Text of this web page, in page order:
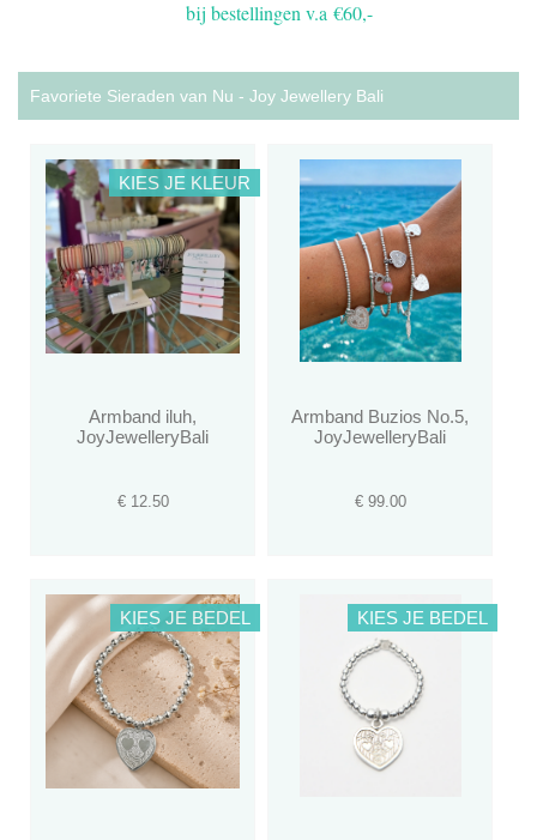
bij bestellingen v.a €60,-
Favoriete Sieraden van Nu - Joy Jewellery Bali
KIES JE KLEUR
Armband iluh,
JoyJewelleryBali
€ 12.50
Armband Buzios No.5,
JoyJewelleryBali
€ 99.00
KIES JE BEDEL KIES JE BEDEL